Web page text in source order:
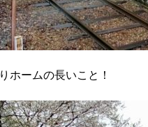
ホームの長いこと！